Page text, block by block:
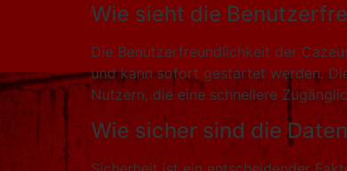
Wie sieht die
Die Benutzerfreundlichkeit der
und kann sofort gestartet werden.
Nutzern, die eine schnellere
Wie sicher sind die